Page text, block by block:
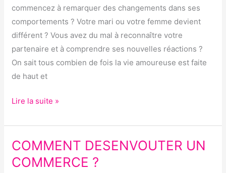
commencez à remarquer des changements dans ses
comportements ? Votre mari ou votre femme devient
différent ? Vous avez du mal à reconnaître votre
partenaire et à comprendre ses nouvelles réactions ?
On sait tous combien de fois la vie amoureuse est faite
de haut et
?
Lire la suite »
COMMENT DESENVOUTER UN
COMMERCE ?
COMMENT
DESENVOUTER